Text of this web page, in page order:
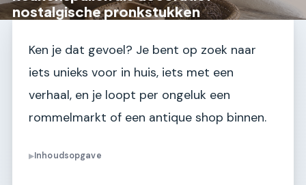
nostalgische pronkstukken
Ken je dat gevoel? Je bent op zoek naar
iets unieks voor in huis, iets met een
verhaal, en je loopt per ongeluk een
rommelmarkt of een antique shop binnen.
▶Inhoudsopgave